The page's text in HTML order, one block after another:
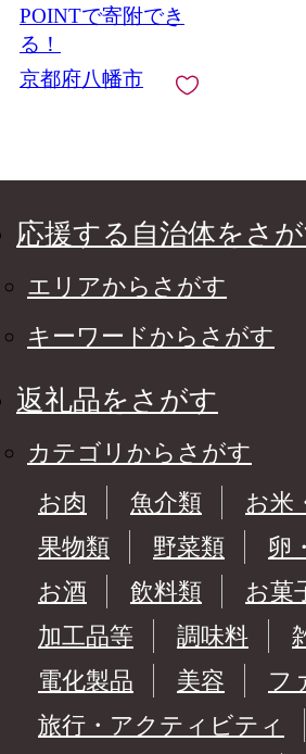
貨 日用品 小物 ショル
ダー プレゼント ギフ
ト 贈り物 アドバンス
レザーファクトリー
POINTで寄附でき
る！
京都府八幡市
応援する自治体をさ
エリアからさがす
キーワードからさがす
返礼品をさがす
カテゴリからさがす
お肉
魚介類
お米
果物類
野菜類
卵
お酒
飲料類 お菓
加工品等
調味料
電化製品
美容
フ
旅行・アクティビティ